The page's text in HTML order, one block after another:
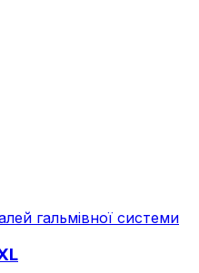
гальмівної системи